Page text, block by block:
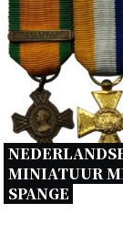
MINIATUUR
SPANGE